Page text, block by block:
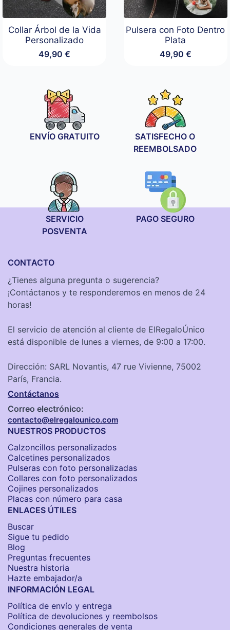
Collar Árbol de la Vida
Personalizado
49,90€
Pulsera con Foto Dentro
Plata
49,90 €
ENVÍO GRATUITO
SATISFECHO O
REEMBOLSADO
SERVICIO
POSVENTA
PAGO SEGURO
CONTACTO
¿Tienes alguna pregunta o sugerencia?
¡Contáctanos y te responderemos en menos de 24
horas!
El servicio de atención al cliente de ElRegaloÚnico
está disponible de lunes a viernes, de 9:00 a 17:00.
Dirección: SARL Novantis, 47 rue Vivienne, 75002
París, Francia.
Contáctanos
Correo electrónico:
contacto@elregalounico.com
NUESTROS PRODUCTOS
Calzoncillos personalizados​
Calcetines personalizados
Pulseras con foto personalizadas
Collares con foto personalizados
Cojines personalizados
Placas con número para casa
ENLACES ÚTILES
Buscar
Sigue tu pedido
Blog
Preguntas frecuentes
Nuestra historia
Hazte embajador/a
INFORMACIÓN LEGAL
Política de envío y entrega
Política de devoluciones y reembolsos
Condiciones generales de venta